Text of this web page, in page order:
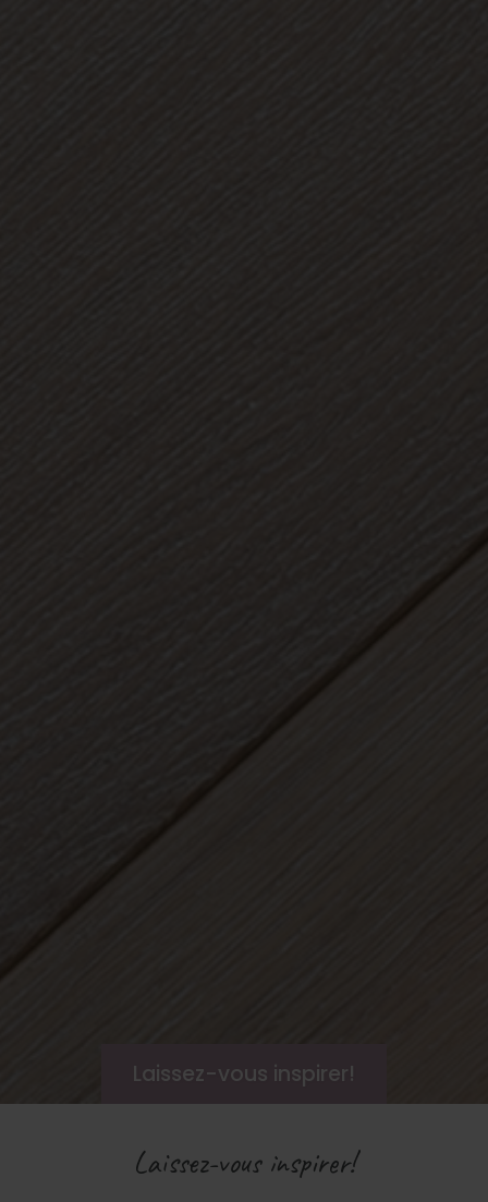
Laissez-vous inspirer!
Laissez-vous inspirer!